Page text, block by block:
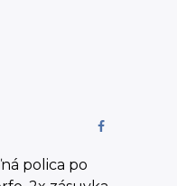
polica po